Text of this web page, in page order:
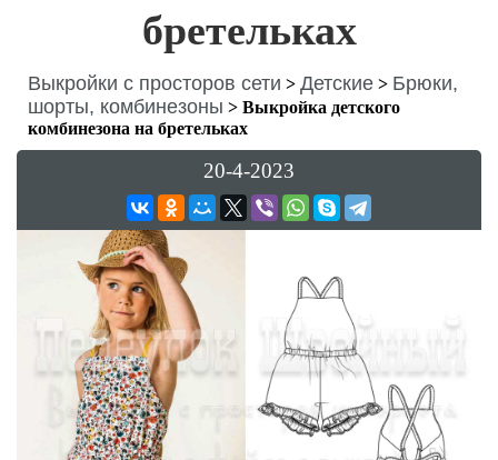
бретельках
Выкройки с просторов сети > Детские > Брюки,
шорты, комбинезоны > Выкройка детского
комбинезона на бретельках
20-4-2023